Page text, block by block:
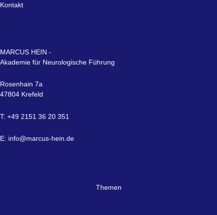
Kontakt
MARCUS HEIN -
Akademie für Neurologische Führung
Rosenhain 7a
47804 Krefeld
T: +49 2151 36 20 351
E: info@marcus-hein.de
Themen